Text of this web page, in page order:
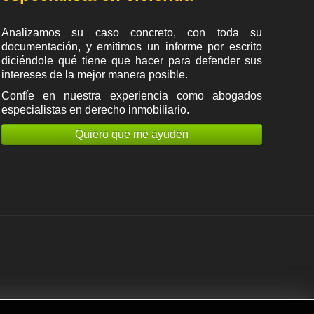
Analizamos su caso concreto, con toda su
documentación, y emitimos un informe por escrito
diciéndole qué tiene que hacer para defender sus
intereses de la mejor manera posible.
Confíe en nuestra experiencia como abogados
especialistas en derecho inmobiliario.
Quiero que me ayuden